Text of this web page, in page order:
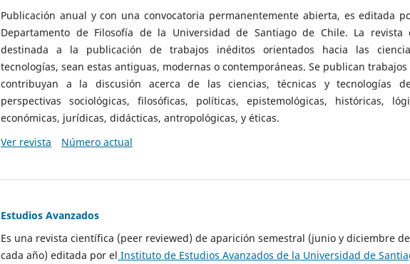
Publicación anual y con una convocatoria permanentemente abierta, es editada
Departamento de Filosofía de la Universidad de Santiago de Chile. La revista
destinada a la publicación de trabajos inéditos orientados hacia las
tecnologías, sean estas antiguas, modernas o contemporáneas. Se publican
contribuyan a la discusión acerca de las ciencias, técnicas y tecnologías
perspectivas sociológicas, filosóficas, políticas, epistemológicas, históricas,
económicas, jurídicas, didácticas, antropológicas, y éticas.
Ver revista
Número actual
Estudios Avanzados
Es una revista científica (peer reviewed) de aparición semestral (junio y diciembre de
cada año) editada por el Instituto de Estudios Avanzados de la Universidad de